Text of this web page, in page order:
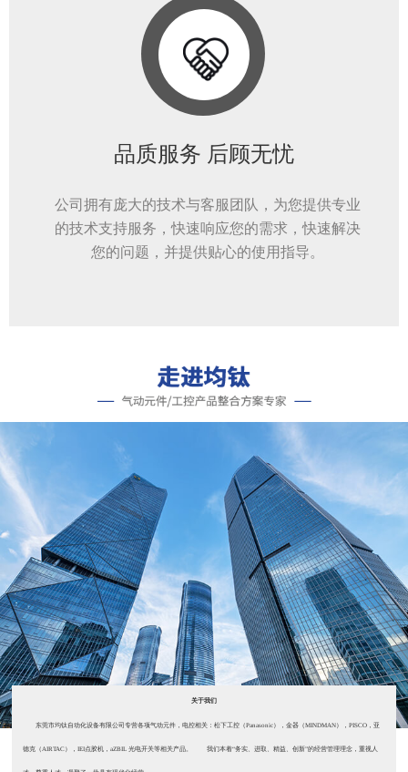
品质服务 后顾无忧
公司拥有庞大的技术与客服团队，为您提供专业
的技术支持服务，快速响应您的需求，快速解决
您的问题，并提供贴心的使用指导。
关于我们
东莞市均钛自动化设备有限公司专营各项气动元件，电控相关：松下工控（Panasonic），金器（MINDMAN），PISCO，亚
德克（AIRTAC），IEI点胶机，aZBIL 光电开关等相关产品。 我们本着“务实、进取、精益、创新”的经营管理理念，重视人